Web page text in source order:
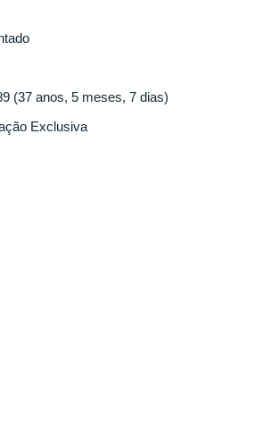
(37 anos, 5 meses, 7 dias)
Exclusiva